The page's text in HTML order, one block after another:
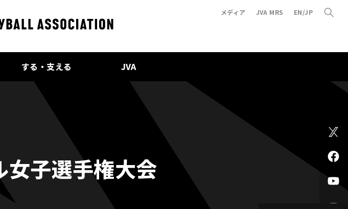
メディア JVA MRS EN/JP
する・支える JVA
子選手権大会